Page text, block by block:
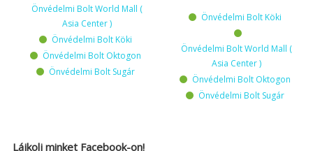
Önvédelmi Bolt World Mall (
Asia Center )
Önvédelmi Bolt Köki
Önvédelmi Bolt Oktogon
Önvédelmi Bolt Sugár
Önvédelmi Bolt Köki
Önvédelmi Bolt World Mall (
Asia Center )
Önvédelmi Bolt Oktogon
Önvédelmi Bolt Sugár
Lájkolj minket Facebook-on!